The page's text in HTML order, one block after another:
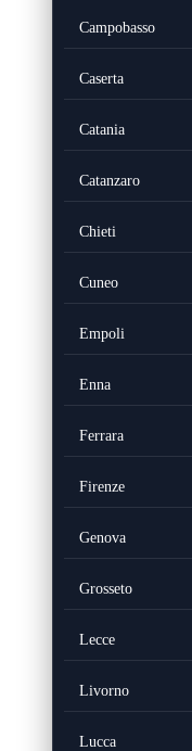
Campobasso
Caserta
Catania
Catanzaro
Chieti
Cuneo
Empoli
Enna
Ferrara
Firenze
Genova
Grosseto
Lecce
Livorno
Lucca